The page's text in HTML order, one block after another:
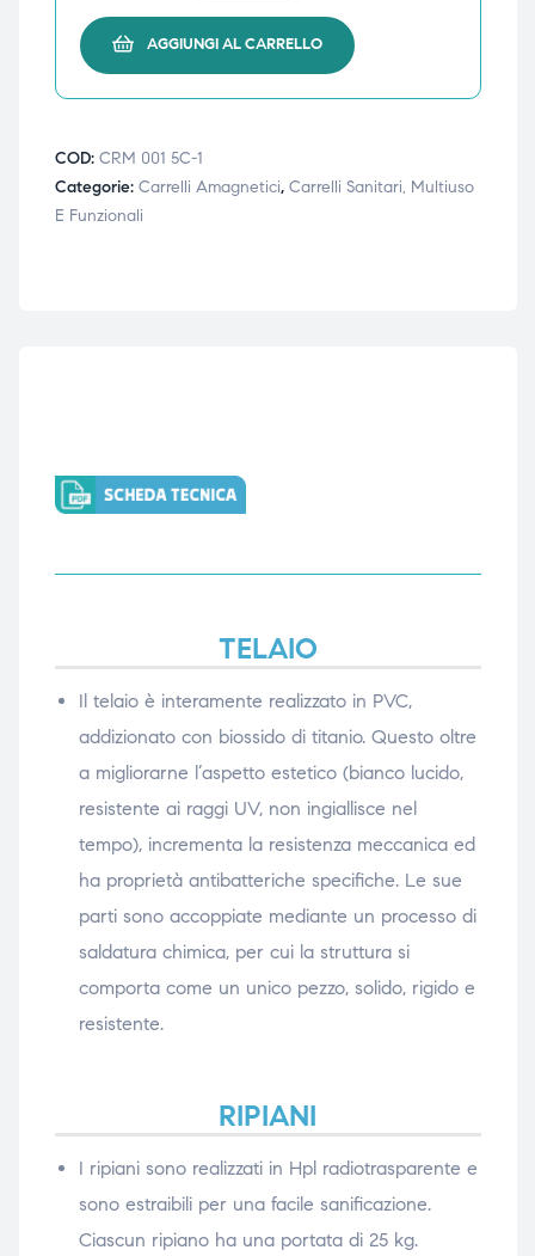
AGGIUNGI AL CARRELLO
COD: CRM 001 5C-1
Categorie: Carrelli Amagnetici, Carrelli Sanitari, Multiuso
E Funzionali
TELAIO
Il telaio è interamente realizzato in PVC,
addizionato con biossido di titanio. Questo oltre
a migliorarne l’aspetto estetico (bianco lucido,
resistente ai raggi UV, non ingiallisce nel
tempo), incrementa la resistenza meccanica ed
ha proprietà antibatteriche specifiche. Le sue
parti sono accoppiate mediante un processo di
saldatura chimica, per cui la struttura si
comporta come un unico pezzo, solido, rigido e
resistente.
RIPIANI
I ripiani sono realizzati in Hpl radiotrasparente e
sono estraibili per una facile sanificazione.
Ciascun ripiano ha una portata di 25 kg.